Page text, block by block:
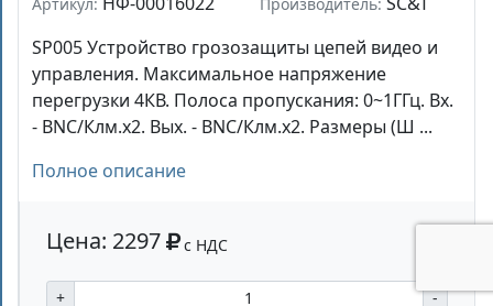
SP005 Устройство грозозащиты цепей видео и
управления. Максимальное напряжение
перегрузки 4КВ. Полоса пропускания: 0~1ГГц. Вх.
- BNC/Клм.х2. Вых. - BNC/Клм.х2. Размеры (Ш ...
Полное описание
Цена: 2297 с НДС
+ -